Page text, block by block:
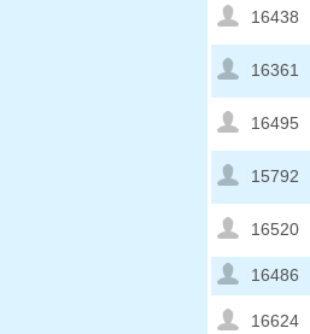
16438
16361
16495
15792
16520
16486
16624